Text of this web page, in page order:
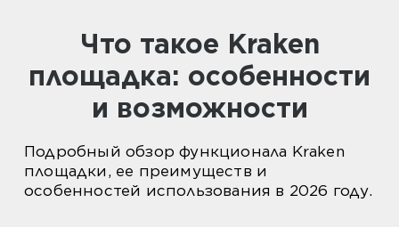
Что такое Kraken
площадка: особенности
и возможности
Подробный обзор функционала Kraken
площадки, ее преимуществ и
особенностей использования в 2026 году.